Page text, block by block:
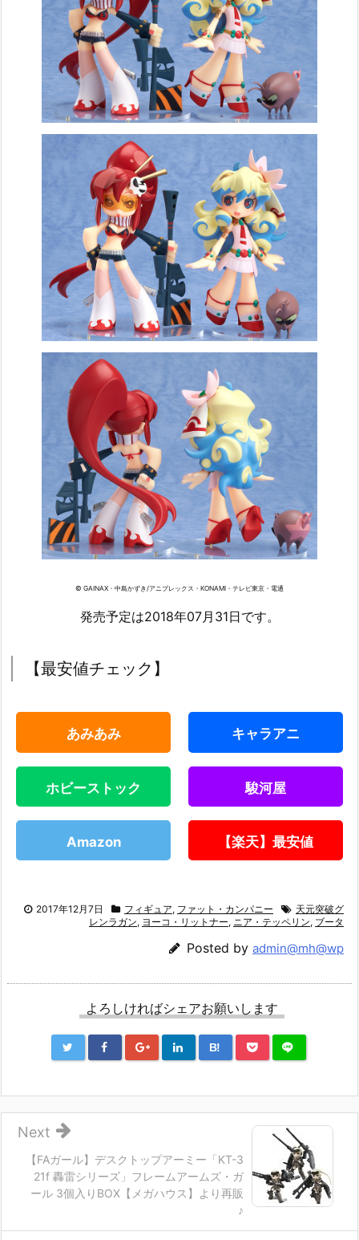
© GAINAX・中島かずき/アニプレックス・KONAMI・テレビ東京・電通
発売予定は2018年07月31日です。
【最安値チェック】
あみあみ キャラアニ
ホビーストック 駿河屋
Amazon 【楽天】最安値
2017年12月7日 フィギュア, ファット・カンパニー
天元突破グ
レンラガン, ヨーコ・リットナー, ニア・テッペリン, ブータ
Posted by admin@mh@wp
よろしければシェアお願いします
B!
【FAガール】デスクトップアーミー「KT-3
21f 轟雷シリーズ」フレームアームズ・ガ
ール 3個入りBOX【メガハウス】より再販
♪
Next